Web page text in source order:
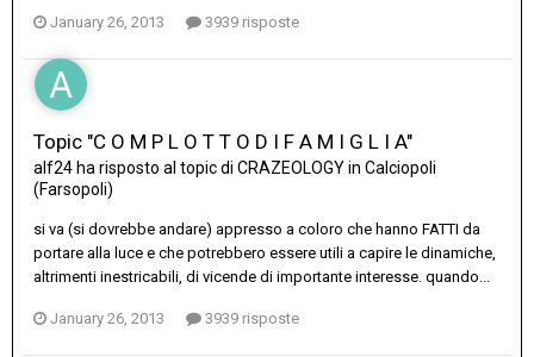
January 26, 2013 3939 risposte
Topic "C O M P L O T T O D I F A M I G L I A"
alf24 ha risposto al topic di CRAZEOLOGYin Calciopoli
(Farsopoli)
si va (si dovrebbe andare) appresso a coloro che hanno FATTI da
portare alla luce e che potrebbero essere utili a capire le dinamiche,
altrimenti inestricabili, di vicende di importante interesse. quando...
January 26, 2013 3939 risposte